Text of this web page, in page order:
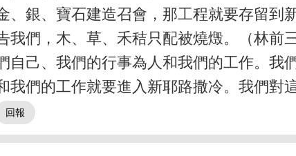
銀、寶石建造召會，那工程就要存留到
們，木、草、禾秸只配被燒燬。（林前
己、我們的行事為人和我們的工作。我
們的工作就要進入新耶路撒冷。我們對